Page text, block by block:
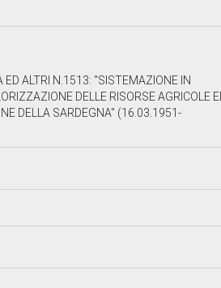
ED ALTRI N.1513: "SISTEMAZIONE IN
DELLE RISORSE AGRICOLE
DELLA SARDEGNA" (16.03.1951-